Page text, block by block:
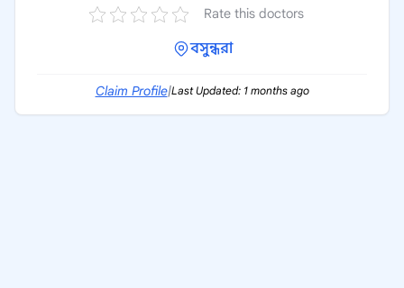
Rate this doctors
বসুন্ধরা
Claim Profile|Last Updated: 1 months ago